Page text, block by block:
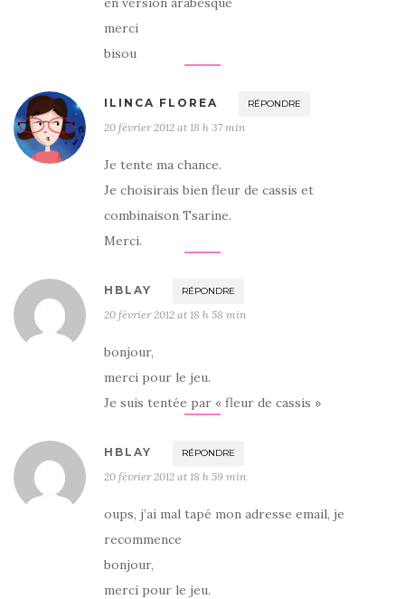
merci
bisou
ILINCA FLOREA RÉPONDRE
20 février 2012 at 18 h 37 min
Je tente ma chance.
Je choisirais bien fleur de cassis et
combinaison Tsarine.
Merci.
HBLAY RÉPONDRE
20 février 2012 at 18 h 58 min
bonjour,
merci pour le jeu.
Je suis tentée par « fleur de cassis »
HBLAY RÉPONDRE
20 février 2012 at 18 h 59 min
oups, j’ai mal tapé mon adresse email, je
recommence
bonjour,
merci pour le jeu.